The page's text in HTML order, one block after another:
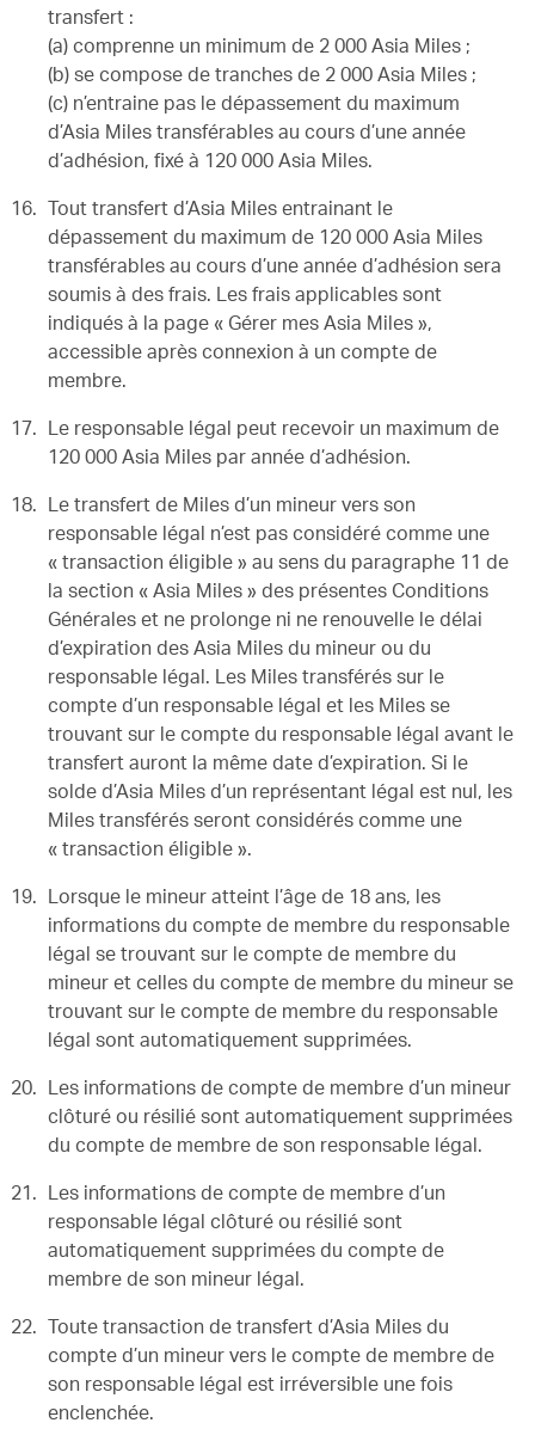
transfert :
(a) comprenne un minimum de 2 000 Asia Miles ;
(b) se compose de tranches de 2 000 Asia Miles ;
(c) n’entraine pas le dépassement du maximum
d’Asia Miles transférables au cours d’une année
d’adhésion, fixé à 120 000 Asia Miles.
Tout transfert d’Asia Miles entrainant le
dépassement du maximum de 120 000 Asia Miles
transférables au cours d’une année d’adhésion sera
soumis à des frais. Les frais applicables sont
indiqués à la page « Gérer mes Asia Miles »,
accessible après connexion à un compte de
membre.
Le responsable légal peut recevoir un maximum de
120 000 Asia Miles par année d’adhésion.
Le transfert de Miles d’un mineur vers son
responsable légal n’est pas considéré comme une
« transaction éligible » au sens du paragraphe 11 de
la section « Asia Miles » des présentes Conditions
Générales et ne prolonge ni ne renouvelle le délai
d’expiration des Asia Miles du mineur ou du
responsable légal. Les Miles transférés sur le
compte d’un responsable légal et les Miles se
trouvant sur le compte du responsable légal avant le
transfert auront la même date d’expiration. Si le
solde d’Asia Miles d’un représentant légal est nul, les
Miles transférés seront considérés comme une
« transaction éligible ».
Lorsque le mineur atteint l’âge de 18 ans, les
informations du compte de membre du responsable
légal se trouvant sur le compte de membre du
mineur et celles du compte de membre du mineur se
trouvant sur le compte de membre du responsable
légal sont automatiquement supprimées.
Les informations de compte de membre d’un mineur
clôturé ou résilié sont automatiquement supprimées
du compte de membre de son responsable légal.
Les informations de compte de membre d’un
responsable légal clôturé ou résilié sont
automatiquement supprimées du compte de
membre de son mineur légal.
Toute transaction de transfert d’Asia Miles du
compte d’un mineur vers le compte de membre de
son responsable légal est irréversible une fois
enclenchée.